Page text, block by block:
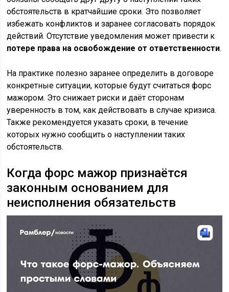
обстоятельств в кратчайшие сроки. Это позволяет
избежать конфликтов и заранее согласовать порядок
действий. Отсутствие уведомления может привести к
потере права на освобождение от ответственности.
На практике полезно заранее определить в договоре
конкретные ситуации, которые будут считаться форс
мажором. Это снижает риски и даёт сторонам
уверенность в том, как действовать в случае кризиса.
Также рекомендуется указать сроки, в течение
которых нужно сообщить о наступлении таких
обстоятельств.
Когда форс мажор признаётся
законным основанием для
неисполнения обязательств